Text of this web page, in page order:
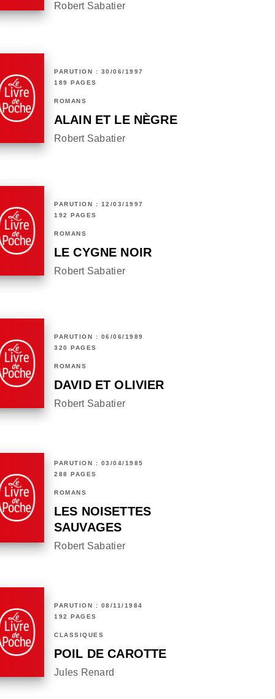
Robert Sabatier
PARUTION : 30/06/1997
189 PAGES
ROMANS
ALAIN ET LE NÈGRE
Robert Sabatier
PARUTION : 12/03/1997
192 PAGES
ROMANS
LE CYGNE NOIR
Robert Sabatier
PARUTION : 06/06/1989
320 PAGES
ROMANS
DAVID ET OLIVIER
Robert Sabatier
PARUTION : 03/04/1985
288 PAGES
ROMANS
LES NOISETTES
SAUVAGES
Robert Sabatier
PARUTION : 08/11/1984
192 PAGES
CLASSIQUES
POIL DE CAROTTE
Jules Renard